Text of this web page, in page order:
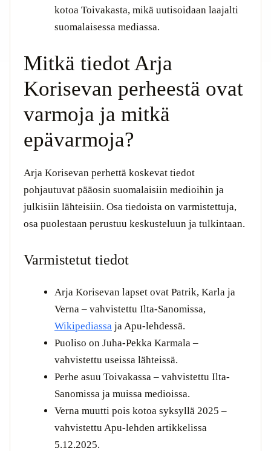
kotoa Toivakasta, mikä uutisoidaan laajalti
suomalaisessa mediassa.
Mitkä tiedot Arja
Korisevan perheestä ovat
varmoja ja mitkä
epävarmoja?
Arja Korisevan perhettä koskevat tiedot
pohjautuvat pääosin suomalaisiin medioihin ja
julkisiin lähteisiin. Osa tiedoista on varmistettuja,
osa puolestaan perustuu keskusteluun ja tulkintaan.
Varmistetut tiedot
Arja Korisevan lapset ovat Patrik, Karla ja
Verna – vahvistettu Ilta-Sanomissa,
Wikipediassa ja Apu-lehdessä.
Puoliso on Juha-Pekka Karmala –
vahvistettu useissa lähteissä.
Perhe asuu Toivakassa – vahvistettu Ilta-
Sanomissa ja muissa medioissa.
Verna muutti pois kotoa syksyllä 2025 –
vahvistettu Apu-lehden artikkelissa
5.12.2025.